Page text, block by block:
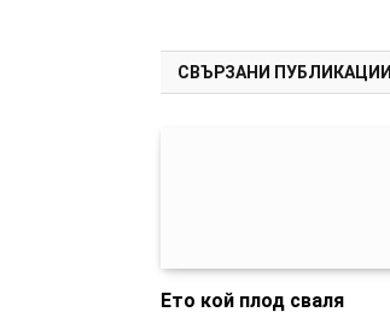
СВЪРЗАНИ ПУБЛИКАЦИИ
Ето кой плод сваля